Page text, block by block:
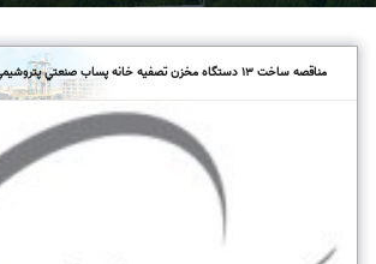
مناقصه ساخت 13 دستگاه مخزن تصفيه خانه پساب صنعتي پتروشيمي کارون ( نوبت دوم)